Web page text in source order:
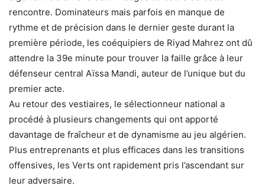
rencontre. Dominateurs mais parfois en manque de
rythme et de précision dans le dernier geste durant la
première période, les coéquipiers de Riyad Mahrez ont dû
attendre la 39e minute pour trouver la faille grâce à leur
défenseur central Aïssa Mandi, auteur de l’unique but du
premier acte.
Au retour des vestiaires, le sélectionneur national a
procédé à plusieurs changements qui ont apporté
davantage de fraîcheur et de dynamisme au jeu algérien.
Plus entreprenants et plus efficaces dans les transitions
offensives, les Verts ont rapidement pris l’ascendant sur
leur adversaire.